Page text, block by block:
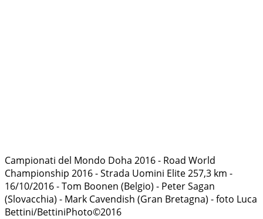
Campionati del Mondo Doha 2016 - Road World
Championship 2016 - Strada Uomini Elite 257,3 km -
16/10/2016 - Tom Boonen (Belgio) - Peter Sagan
(Slovacchia) - Mark Cavendish (Gran Bretagna) - foto Luca
Bettini/BettiniPhoto©2016